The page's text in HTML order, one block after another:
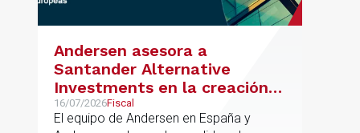
Andersen asesora a
Santander Alternative
Investments en la creación
de un nuevo fondo dirigido a
la financiación de pymes
16/07/2026Fiscal
El equipo de Andersen en España y